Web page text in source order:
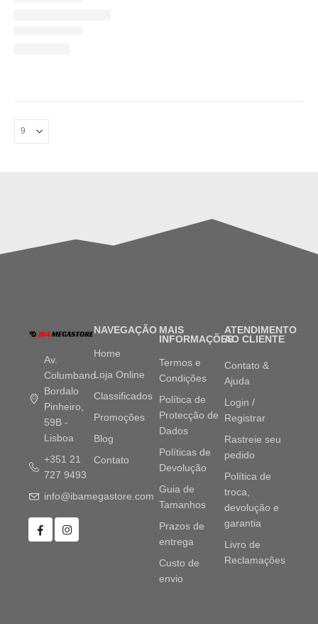
Av.
Columbano
Bordalo
Pinheiro,
59B -
Lisboa
+351 21
727 9493
info@ibamegastore.com
NAVEGAÇÃO
Home
Loja Online
Classificados
Promoções
Blog
Contato
MAIS
INFORMAÇÕES
Termos e
Condições
Política de
Protecção de
Dados
Políticas de
Devolução
Guia de
Tamanhos
Prazos de
entrega
Custo de
envio
ATENDIMENTO
AO CLIENTE
Contato &
Ajuda
Login /
Registrar
Rastreie seu
pedido
Política de
troca,
devolução e
garantia
Livro de
Reclamações